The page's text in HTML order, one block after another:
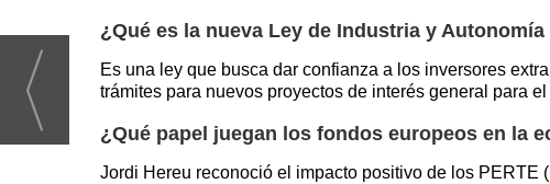
¿Qué es la nueva Ley de Industria y
Es una ley que busca dar confianza a los inversores
trámites para nuevos proyectos de interés general para el
¿Qué papel juegan los fondos europeos en la
Jordi Hereu reconoció el impacto positivo de los PERTE